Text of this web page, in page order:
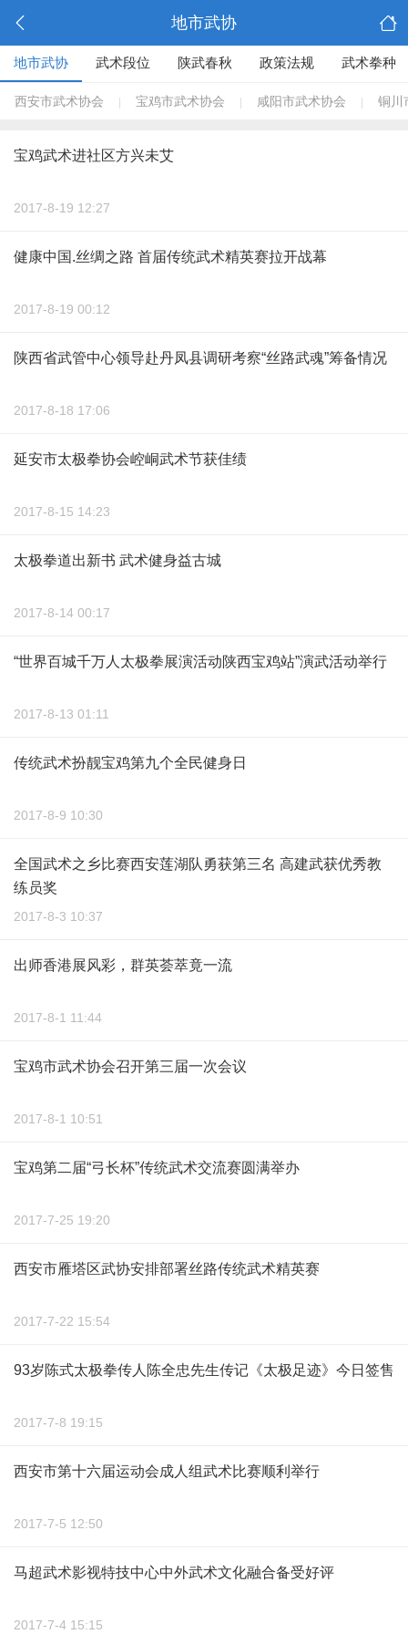
地市武协
地市武协 武术段位 陕武春秋 政策法规 武术拳种
西安市武术协会 宝鸡市武术协会 咸阳市武术协会 铜川
宝鸡武术进社区方兴未艾
2017-8-19 12:27
健康中国.丝绸之路 首届传统武术精英赛拉开战幕
2017-8-19 00:12
陕西省武管中心领导赴丹凤县调研考察“丝路武魂”筹备情况
2017-8-18 17:06
延安市太极拳协会崆峒武术节获佳绩
2017-8-15 14:23
太极拳道出新书 武术健身益古城
2017-8-14 00:17
“世界百城千万人太极拳展演活动陕西宝鸡站”演武活动举行
2017-8-13 01:11
传统武术扮靓宝鸡第九个全民健身日
2017-8-9 10:30
全国武术之乡比赛西安莲湖队勇获第三名 高建武获优秀教
练员奖
2017-8-3 10:37
出师香港展风彩，群英荟萃竟一流
2017-8-1 11:44
宝鸡市武术协会召开第三届一次会议
2017-8-1 10:51
宝鸡第二届“弓长杯”传统武术交流赛圆满举办
2017-7-25 19:20
西安市雁塔区武协安排部署丝路传统武术精英赛
2017-7-22 15:54
93岁陈式太极拳传人陈全忠先生传记《太极足迹》今日签售
2017-7-8 19:15
西安市第十六届运动会成人组武术比赛顺利举行
2017-7-5 12:50
马超武术影视特技中心中外武术文化融合备受好评
2017-7-4 15:15